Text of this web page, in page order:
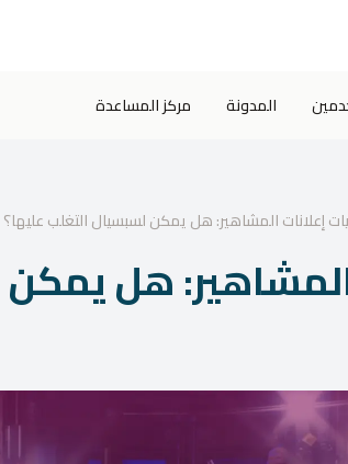
المدونة مركز المساعدة
إعلانات المشاهير: هل يمكن لسبسيال التغلب عليها؟
المشاهير: هل